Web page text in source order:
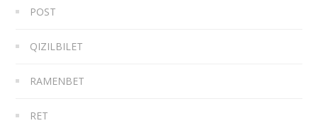
POST
QIZILBILET
RAMENBET
RET